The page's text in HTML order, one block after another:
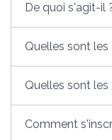
De quoi s'agit-il
Quelles sont
Quelles sont
Comment